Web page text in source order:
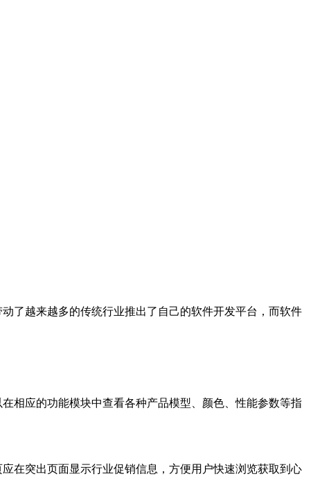
了越来越多的传统行业推出了自己的软件开发平台，而软件
相应的功能模块中查看各种产品模型、颜色、性能参数等指
在突出页面显示行业促销信息，方便用户快速浏览获取到心